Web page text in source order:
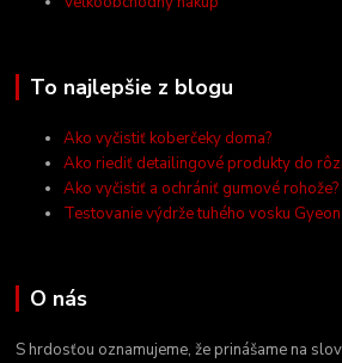
To najlepšie z blogu
Ako vyčistiť koberčeky doma?
Ako riediť detailingové produkty do
Ako vyčistiť a ochrániť gumové rohože?
Testovanie výdrže tuhého vosku
O nás
S hrdosťou oznamujeme, že prinášame na